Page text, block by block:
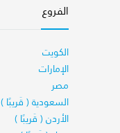
الفروع
الكويت
الإمارات
مصر
السعودية ( قَريبًا )
الأردن ( قَريبًا )